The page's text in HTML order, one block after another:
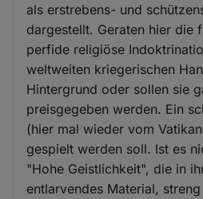
als erstrebens- und
dargestellt. Geraten hier die
perfide religiöse
weltweiten kriegerischen
Hintergrund oder sollen sie
preisgegeben werden. Ein
(hier mal wieder vom
gespielt werden soll. Ist es
"Hohe Geistlichkeit", die in
entlarvendes Material,